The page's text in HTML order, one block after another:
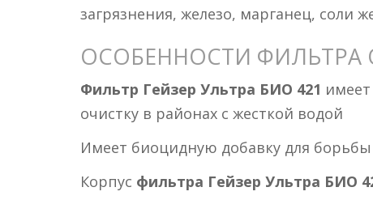
загрязнения, железо, марганец, соли
ОСОБЕННОСТИ
Фильтр Гейзер Ультра БИО 421
очистку в районах с жесткой водой
Имеет биоцидную добавку для
Корпус фильтра Гейзер Ультра БИО